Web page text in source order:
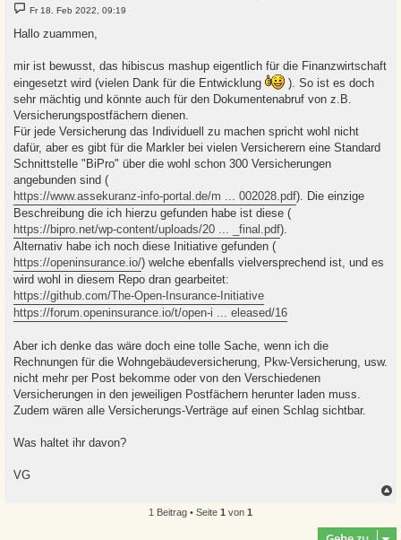
B
e
i
t
g
Fr 18. Feb 2022, 09:19
Hallo zuammen,
mir ist bewusst, das hibiscus mashup eigentlich für die Finanzwirtschaft
eingesetzt wird (vielen Dank für die Entwicklung
). So ist es doch
sehr mächtig und könnte auch für den Dokumentenabruf von z.B.
Versicherungspostfächern dienen.
Für jede Versicherung das Individuell zu machen spricht wohl nicht
dafür, aber es gibt für die Markler bei vielen Versicherern eine Standard
Schnittstelle "BiPro" über die wohl schon 300 Versicherungen
angebunden sind (
https://www.assekuranz-info-portal.de/m ... 002028.pdf). Die einzige
Beschreibung die ich hierzu gefunden habe ist diese (
https://bipro.net/wp-content/uploads/20 ... _final.pdf).
Alternativ habe ich noch diese Initiative gefunden (
https://openinsurance.io/) welche ebenfalls vielversprechend ist, und es
wird wohl in diesem Repo dran gearbeitet:
https://github.com/The-Open-Insurance-Initiative
https://forum.openinsurance.io/t/open-i ... eleased/16
Aber ich denke das wäre doch eine tolle Sache, wenn ich die
Rechnungen für die Wohngebäudeversicherung, Pkw-Versicherung, usw.
nicht mehr per Post bekomme oder von den Verschiedenen
Versicherungen in den jeweiligen Postfächern herunter laden muss.
Zudem wären alle Versicherungs-Verträge auf einen Schlag sichtbar.
Was haltet ihr davon?
VG
h
1 Beitrag • Seite 1 von 1